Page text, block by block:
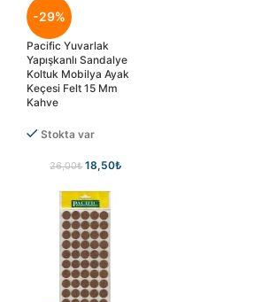
-29%
Pacific Yuvarlak
Yapışkanlı Sandalye
Koltuk Mobilya Ayak
Keçesi Felt 15 Mm
Kahve
Stokta var
26,00₺ 18,50₺